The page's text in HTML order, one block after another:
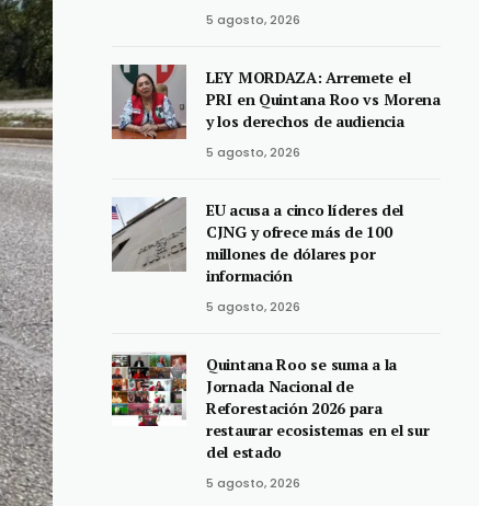
5 agosto, 2026
LEY MORDAZA: Arremete el
PRI en Quintana Roo vs Morena
y los derechos de audiencia
5 agosto, 2026
EU acusa a cinco líderes del
CJNG y ofrece más de 100
millones de dólares por
información
5 agosto, 2026
Quintana Roo se suma a la
Jornada Nacional de
Reforestación 2026 para
restaurar ecosistemas en el sur
del estado
5 agosto, 2026